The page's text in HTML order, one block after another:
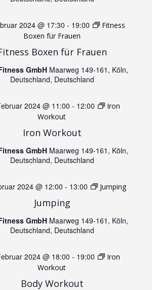
u
h
u
n
A
n
i
Boxen für Frauen
2024 @ 17:30 - 19:00
Fitness
Boxen für Frauen
GmbH Maarweg 149-161, Köln,
Deutschland, Deutschland
Iron Workout
2024 @ 11:00 - 12:00
Iron
Workout
GmbH Maarweg 149-161, Köln,
Deutschland, Deutschland
Jumping
2024 @ 12:00 - 13:00 Jumping
GmbH Maarweg 149-161, Köln,
Deutschland, Deutschland
Body Workout
2024 @ 18:00 - 19:00
Iron
Workout